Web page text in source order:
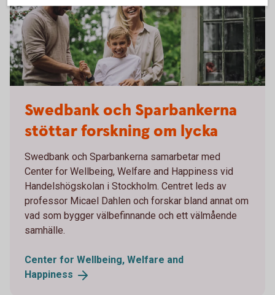
Swedbank och Sparbankerna
stöttar forskning om lycka
Swedbank och Sparbankerna samarbetar med
Center for Wellbeing, Welfare and Happiness vid
Handelshögskolan i Stockholm. Centret leds av
professor Micael Dahlen och forskar bland annat om
vad som bygger välbefinnande och ett välmående
samhälle.
Center for Wellbeing, Welfare and
Happiness